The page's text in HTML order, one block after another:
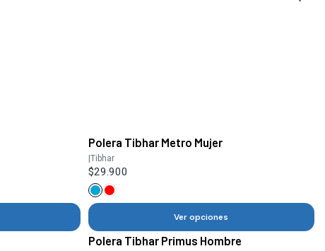
Polera Tibhar Metro Mujer
Tibhar
$29.900
Ver opciones
Polera Tibhar Primus Hombre